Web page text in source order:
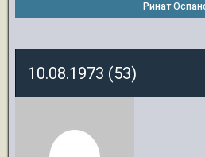
Ринат
10.08.1973 (53)